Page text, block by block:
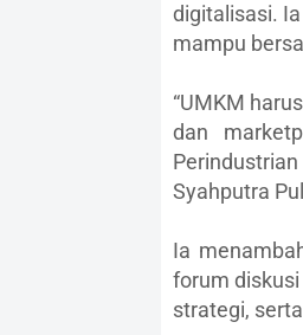
digitalisasi.
mampu
“UMKM
dan
Syahputra
Ia
forum
strategi,